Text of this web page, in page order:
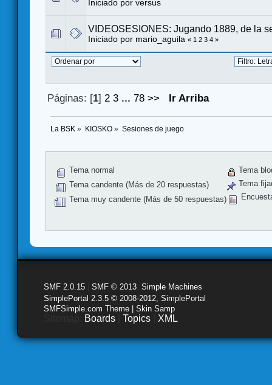
Iniciado por versus
VIDEOSESIONES: Jugando 1889, de la
Iniciado por mario_aguila « 1 2 3 4 »
Páginas: [1] 2 3 ...78 >> Ir Arriba
La BSK » KIOSKO» Sesiones de juego
Tema normal
Tema candente (Más de 20 respuestas)
Tema muy candente (Más de 50 respuestas)
Tema
Tema
SMF 2.0.15 SMF © 2013 Simple Machines
SimplePortal 2.3.5 © 2008-2012, SimplePortal
SMFSimple.com Theme | Skin Samp
Boards Topics XML